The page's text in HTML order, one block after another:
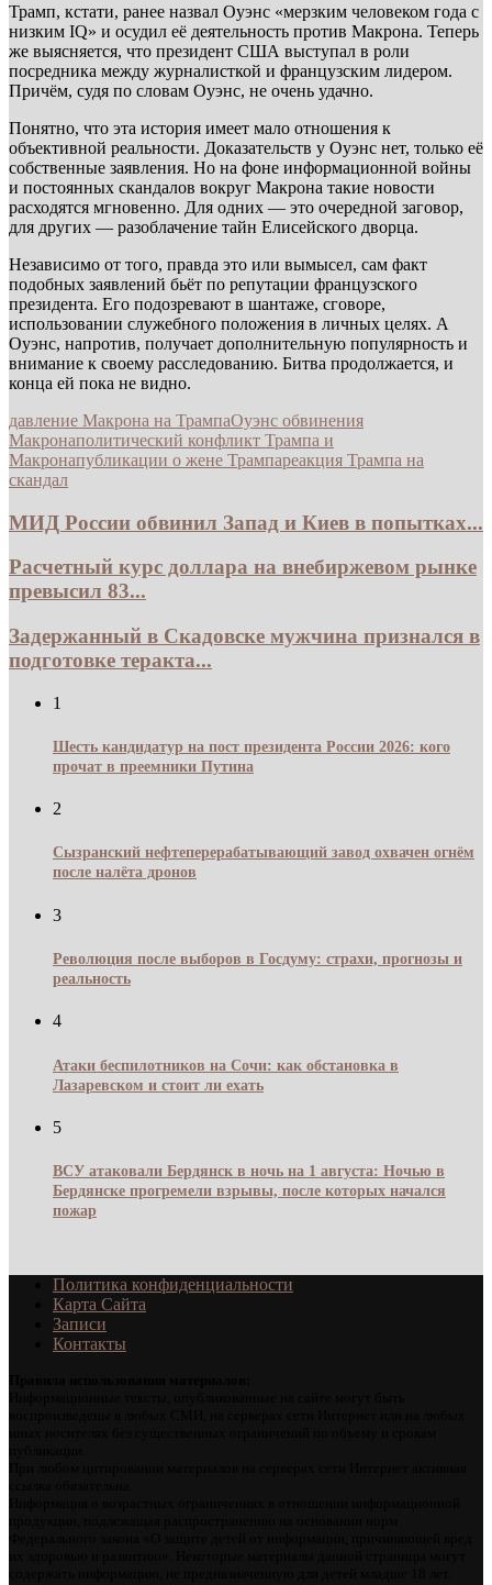
Трамп, кстати, ранее назвал Оуэнс «мерзким человеком года с
низким IQ» и осудил её деятельность против Макрона. Теперь
же выясняется, что президент США выступал в роли
посредника между журналисткой и французским лидером.
Причём, судя по словам Оуэнс, не очень удачно.
Понятно, что эта история имеет мало отношения к
объективной реальности. Доказательств у Оуэнс нет, только её
собственные заявления. Но на фоне информационной войны
и постоянных скандалов вокруг Макрона такие новости
расходятся мгновенно. Для одних — это очередной заговор,
для других — разоблачение тайн Елисейского дворца.
Независимо от того, правда это или вымысел, сам факт
подобных заявлений бьёт по репутации французского
президента. Его подозревают в шантаже, сговоре,
использовании служебного положения в личных целях. А
Оуэнс, напротив, получает дополнительную популярность и
внимание к своему расследованию. Битва продолжается, и
конца ей пока не видно.
давление Макрона на ТрампаОуэнс обвинения
Макронаполитический конфликт Трампа и
Макронапубликации о жене Трампареакция Трампа на
скандал
МИД России обвинил Запад и Киев в попытках...
Расчетный курс доллара на внебиржевом рынке
превысил 83...
Задержанный в Скадовске мужчина признался в
подготовке теракта...
1
Шесть кандидатур на пост президента России 2026: кого
прочат в преемники Путина
2
Сызранский нефтеперерабатывающий завод охвачен огнём
после налёта дронов
3
Революция после выборов в Госдуму: страхи, прогнозы и
реальность
4
Атаки беспилотников на Сочи: как обстановка в
Лазаревском и стоит ли ехать
5
ВСУ атаковали Бердянск в ночь на 1 августа: Ночью в
Бердянске прогремели взрывы, после которых начался
пожар
Политика конфиденциальности
Карта Сайта
Записи
Контакты